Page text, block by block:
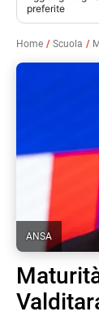
preferite
Home Scuola
ANSA